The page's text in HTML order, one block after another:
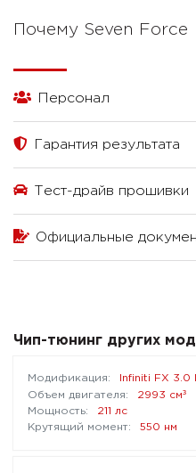
Почему Seven Force
Персонал
Гарантия результата
Тест-драйв прошивки
Официальные
Чип-тюнинг других
Infiniti FX 3.0
2993 см³
211 лс
550 нм